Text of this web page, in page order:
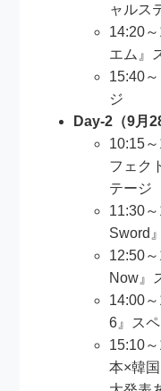
ャルス
14:20
エム』
15:40
ジ
Day-2（9月
10:15
フェク
テージ
11:30
Sword
12:50
Now』
14:00
6』ス
15:10
本×韓